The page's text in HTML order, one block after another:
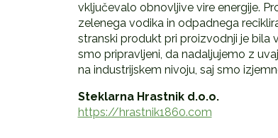
vključevalo obnovljive vire energije.
zelenega vodika in odpadnega
stranski produkt pri proizvodnji je bila
smo pripravljeni, da nadaljujemo z
na industrijskem nivoju, saj smo
Steklarna Hrastnik d.o.o.
https://hrastnik1860.com